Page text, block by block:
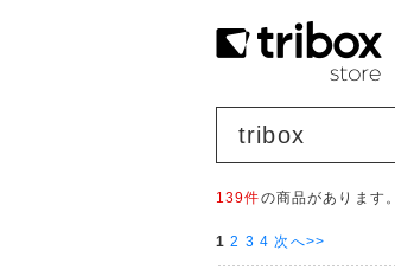
tribox
139件の商品があります。
1 2 3 4 次へ>>